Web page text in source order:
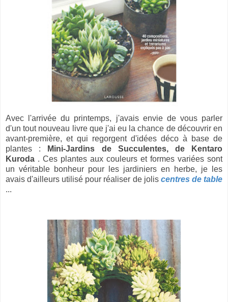
Avec l'arrivée du printemps, j'avais envie de vous parler
d'un tout nouveau livre que j'ai eu la chance de découvrir en
avant-première, et qui regorgent d'idées déco à base de
plantes :
Mini-Jardins de Succulentes, de Kentaro
Kuroda . Ces plantes aux couleurs et formes variées sont
un véritable bonheur pour les jardiniers en herbe, je les
avais d'ailleurs utilisé pour réaliser de jolis centres de table
...